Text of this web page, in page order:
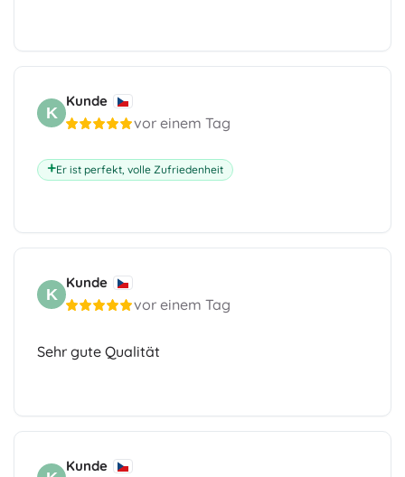
K
Kunde
vor einem Tag
Er ist perfekt, volle Zufriedenheit
K
Kunde
vor einem Tag
Sehr gute Qualität
Kunde